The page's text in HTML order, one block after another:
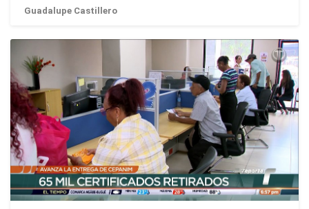
Guadalupe Castillero